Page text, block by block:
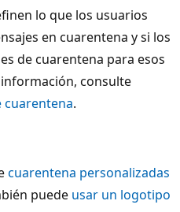
lo que los usuarios
en cuarentena y si los
de cuarentena para esos
consulte
cuarentena.
cuarentena personalizadas
puede usar un logotipo